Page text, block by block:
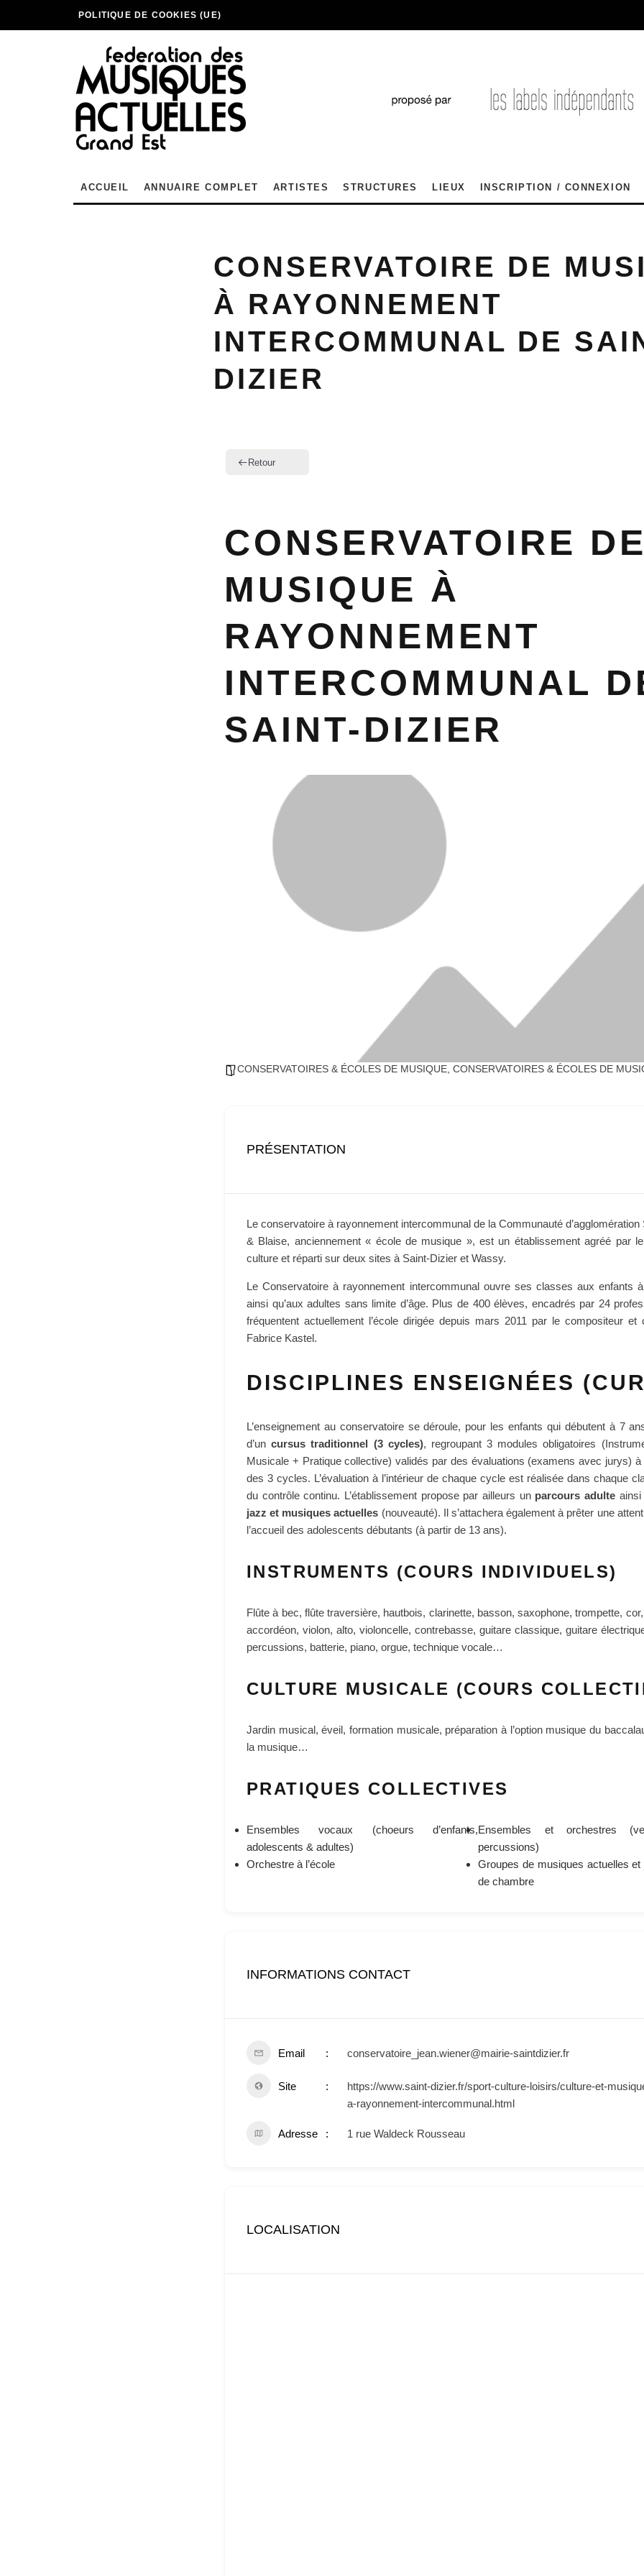
POLITIQUE DE COOKIES (UE)
ACCUEIL ANNUAIRE COMPLET ARTISTES STRUCTURES LIEUX INSCRIPTION / CONNEXION
CONSERVATOIRE DE
À RAYONNEMENT
INTERCOMMUNAL DE
DIZIER
Retour
CONSERVATOIRE
MUSIQUE À
RAYONNEMENT
INTERCOMMUNAL
SAINT-DIZIER
CONSERVATOIRES & ÉCOLES DE MUSIQUE CONSERVATOIRES & ÉCOLES DE
PRÉSENTATION
Le conservatoire à rayonnement intercommunal de la Communauté d’agglomération
& Blaise, anciennement « école de musique », est un établissement agréé par
culture et réparti sur deux sites à Saint-Dizier et Wassy.
Le Conservatoire à rayonnement intercommunal ouvre ses classes aux enfants
ainsi qu’aux adultes sans limite d’âge. Plus de 400 élèves, encadrés par 24
fréquentent actuellement l’école dirigée depuis mars 2011 par le compositeur et
Fabrice Kastel.
DISCIPLINES ENSEIGNÉES
L’enseignement au conservatoire se déroule, pour les enfants qui débutent à 7
d’uncursus traditionnel (3 cycles), regroupant 3 modules obligatoires
Musicale + Pratique collective) validés par des évaluations (examens avec jurys)
des 3 cycles. L’évaluation à l’intérieur de chaque cycle est réalisée dans chaque
du contrôle continu. L’établissement propose par ailleurs un parcours adulte ainsi
jazz et musiques actuelles (nouveauté). Il s’attachera également à prêter une
l’accueil des adolescents débutants (à partir de 13 ans).
INSTRUMENTS (COURS INDIVIDUELS)
Flûte à bec, flûte traversière, hautbois, clarinette, basson, saxophone, trompette,
accordéon, violon, alto, violoncelle, contrebasse, guitare classique, guitare
percussions, batterie, piano, orgue, technique vocale…
CULTURE MUSICALE (COURS
Jardin musical, éveil, formation musicale, préparation à l’option musique du
la musique…
PRATIQUES COLLECTIVES
Ensembles vocaux (choeurs d’enfants,
adolescents & adultes)
Ensembles et orchestres
percussions)
Orchestre à l’école
Groupes de musiques actuelles
de chambre
INFORMATIONS CONTACT
Email conservatoire_jean.wiener@mairie-saintdizier.fr
Site
https://www.saint-dizier.fr/sport-culture-loisirs/culture-et-
a-rayonnement-intercommunal.html
Adresse 1 rue Waldeck Rousseau
LOCALISATION